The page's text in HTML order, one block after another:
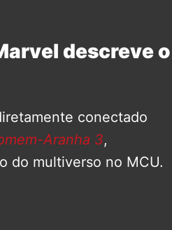
descreve o
conectado
Aranha 3,
do multiverso no MCU.